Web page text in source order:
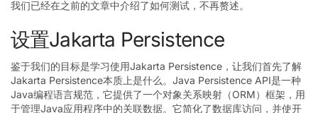
我们已经在之前的文章中介绍了如何测试，不再赘述。
设置Jakarta Persistence
鉴于我们的目标是学习使用Jakarta Persistence，让我们首先了解
Jakarta Persistence本质上是什么。Java Persistence API是一种
Java编程语言规范，它提供了一个对象关系映射（ORM）框架，用
于管理Java应用程序中的关联数据。它简化了数据库访问，并使开